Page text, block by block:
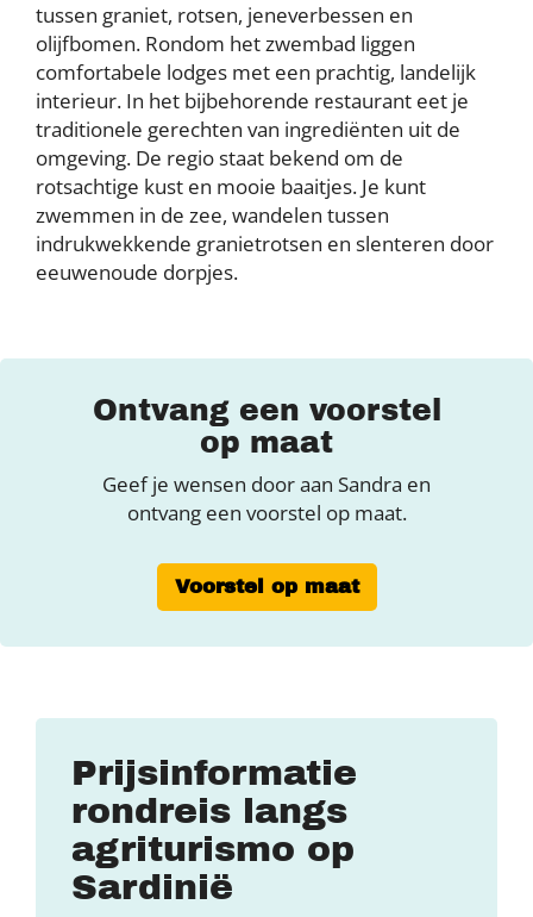
tussen graniet, rotsen, jeneverbessen en
olijfbomen. Rondom het zwembad liggen
comfortabele lodges met een prachtig, landelijk
interieur. In het bijbehorende restaurant eet je
traditionele gerechten van ingrediënten uit de
omgeving. De regio staat bekend om de
rotsachtige kust en mooie baaitjes. Je kunt
zwemmen in de zee, wandelen tussen
indrukwekkende granietrotsen en slenteren door
eeuwenoude dorpjes.
Ontvang een voorstel
op maat
Geef je wensen door aan Sandra en
ontvang een voorstel op maat.
Voorstel op maat
Prijsinformatie
rondreis langs
agriturismo op
Sardinië